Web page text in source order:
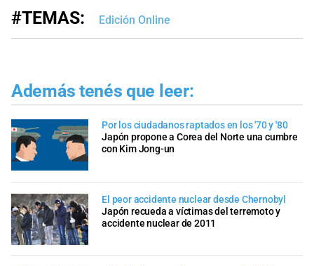
#TEMAS: Edición Online
Además tenés que leer:
Por los ciudadanos raptados en los '70 y '80
Japón propone a Corea del Norte una cumbre
con Kim Jong-un
El peor accidente nuclear desde Chernobyl
Japón recueda a víctimas del terremoto y
accidente nuclear de 2011